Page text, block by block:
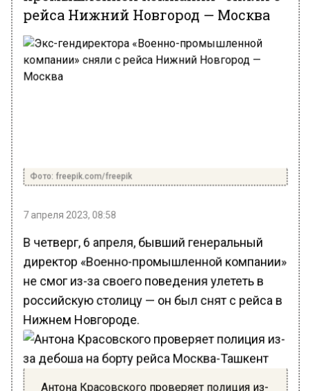
рейса Нижний Новгород — Москва
Фото: freepik.com/freepik
7 апреля 2023, 08:58
В четверг, 6 апреля, бывший генеральный
директор «Военно-промышленной компании»
не смог из-за своего поведения улететь в
российскую столицу — он был снят с рейса в
Нижнем Новгороде.
Антона Красовского проверяет полиция из-